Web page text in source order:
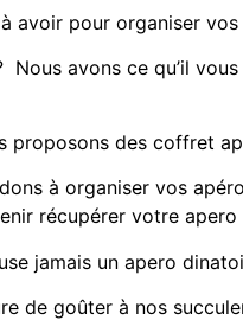
avoir pour organiser vos
Nous avons ce qu’il
proposons des coffret
à organiser vos
récupérer votre
jamais un apero
de goûter à nos